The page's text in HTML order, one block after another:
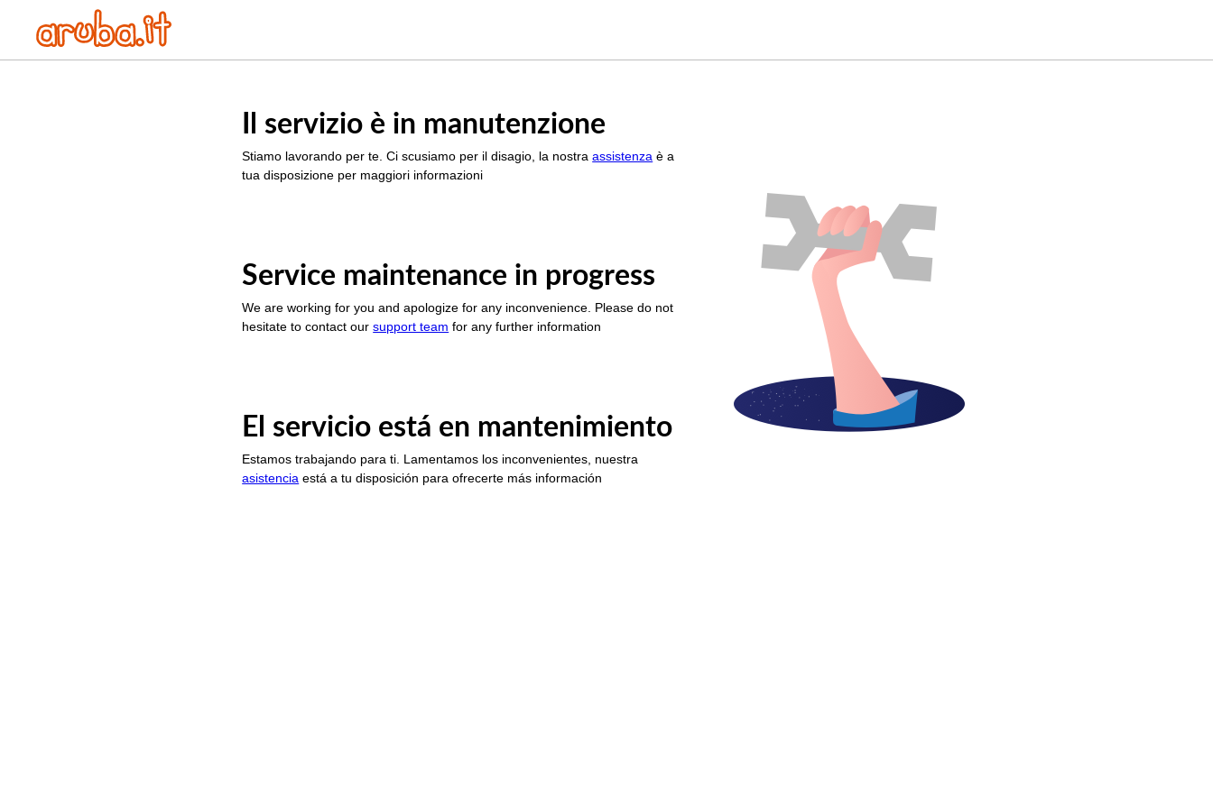
Il servizio è in manutenzione
Stiamo lavorando per te. Ci scusiamo per il disagio, la nostraassistenza è a
tua disposizione per maggiori informazioni
Service maintenance in progress
We are working for you and apologize for any inconvenience. Please do not
hesitate to contact oursupport team for any further information
El servicio está en mantenimiento
Estamos trabajando para ti. Lamentamos los inconvenientes, nuestra
asistencia está a tu disposición para ofrecerte más información